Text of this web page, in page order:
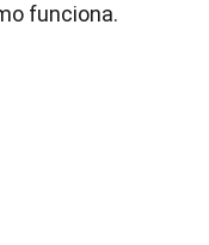
funciona.